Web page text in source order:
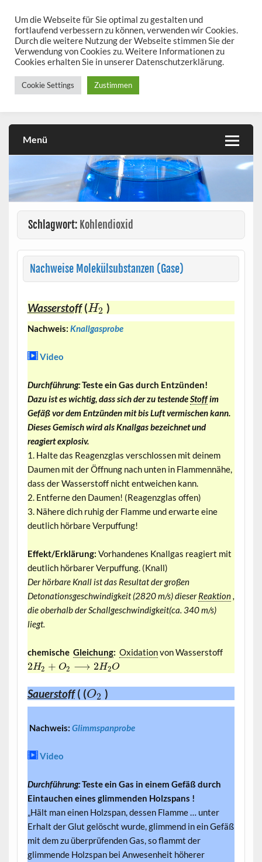
contentchemieseiten.de
Chemie kann man üben!
Menü
Schlagwort: Kohlendioxid
Nachweise Molekülsubstanzen (Gase)
Wasserstoff(H2 )
Nachweis: Knallgasprobe
Video
Durchführung:Teste ein Gas durch Entzünden!
Dazu ist es wichtig, dass sich der zu testendeStoffim
Gefäß vor dem Entzünden mit bis Luft vermischen kann.
Dieses Gemisch wird als Knallgas bezeichnet und
reagiert explosiv.
1. Halte das Reagenzglas verschlossen mit deinem
Daumen mit der Öffnung nach unten in Flammennähe,
dass der Wasserstoff nicht entweichen kann.
2. Entferne den Daumen! (Reagenzglas offen)
3. Nähere dich ruhig der Flamme und erwarte eine
deutlich hörbare Verpuffung!
Effekt/Erklärung: Vorhandenes Knallgas reagiert mit
deutlich hörbarer Verpuffung. (Knall)
Der hörbare Knall ist das Resultat der großen
Detonationsgeschwindigkeit (2820 m/s) dieserReaktion,
die oberhalb der Schallgeschwindigkeit(ca. 340 m/s)
liegt.
chemische Gleichung: Oxidationvon Wasserstoff
2H2 + O2 ⟶ 2H2O
Sauerstoff( (O2 )
Nachweis: Glimmspanprobe
Video
Durchführung:Teste ein Gas in einem Gefäß durch
Eintauchen eines glimmenden Holzspans !
„Hält man einen Holzspan, dessen Flamme … unter
Erhalt der Glut gelöscht wurde, glimmend in ein Gefäß
mit dem zu überprüfenden Gas, so flammt der
glimmende Holzspan bei Anwesenheit höherer
Um die Webseite für Sie optimal zu gestalten und
fortlaufend verbessern zu können, verwenden wir Cookies.
Durch die weitere Nutzung der Webseite stimmen Sie der
Verwendung von Cookies zu. Weitere Informationen zu
Cookies erhalten Sie in unserer Datenschutzerklärung.
Cookie Settings Zustimmen